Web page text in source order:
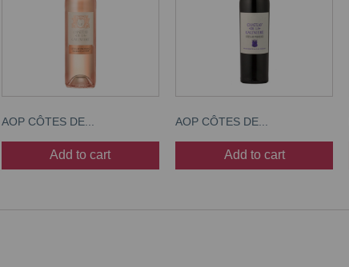
AOP CÔTES DE...
Add to cart
AOP CÔTES DE...
Add to cart